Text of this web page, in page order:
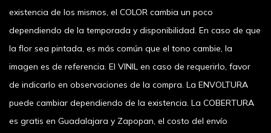
existencia de los mismos, el COLOR cambia un poco
dependiendo de la temporada y disponibilidad. En caso de que
la flor sea pintada, es más común que el tono cambie, la
imagen es de referencia. El VINIL en caso de requerirlo, favor
de indicarlo en observaciones de la compra. La ENVOLTURA
puede cambiar dependiendo de la existencia. La COBERTURA
es gratis en Guadalajara y Zapopan, el costo del envío